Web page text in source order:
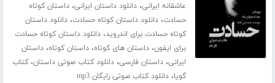
عاشقانه ایرانی،دانلود داستان ایرانی،داستان کوتاه
حسادت،دانلود داستان کوتاه حسادت،دانلود داستان
کوتاه حسادت برای اندروید،دانلود داستان کوتاه حسادت
برای ایفون،داستان های کوتاه،داستان کوتاه،داستان
ایرانی،داستان فارسی،دانلود کتاب صوتی داستان،کتاب
گویا،دانلود کتاب صوتی رایگان mp3